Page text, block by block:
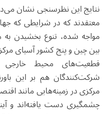
معتقدند که در شرایطی که
مواجه شده، تنوع بخشیدن
بین چین و پنج کشور آسیای
شرکت‌کنندگان هم بر این
مرکزی در زمینه‌هایی مانند
چشمگیری دست یافته‌اند و